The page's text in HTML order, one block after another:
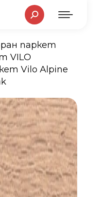
Search:
паркет
VILO
Vilo Alpine